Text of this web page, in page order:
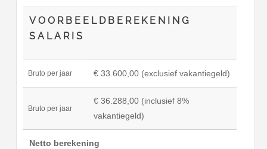
VOORBEELDBEREKENING
SALARIS
Bruto per jaar € 33.600,00 (exclusief vakantiegeld)
Bruto per jaar
€ 36.288,00 (inclusief 8%
vakantiegeld)
Netto berekening